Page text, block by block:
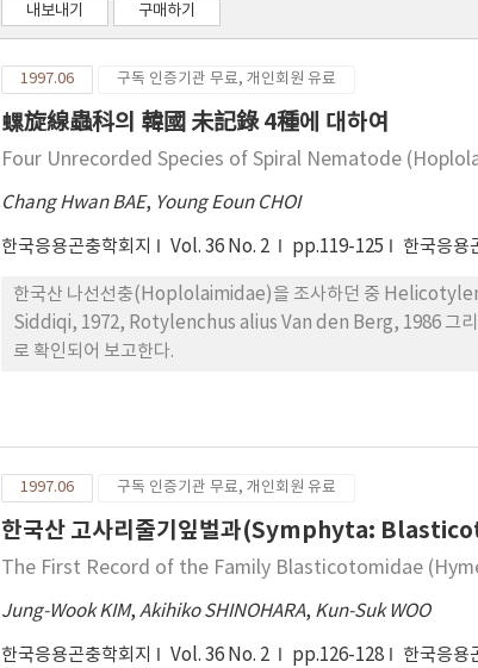
내보내기 구매하기
1997.06 구독 인증기관 무료, 개인회원 유료
螺旋線蟲科의 韓國 未記錄 4種에 대하여
Four Unrecorded Species of Spiral Nematode
Chang Hwan BAE, Young Eoun CHOI
한국응용곤충학회지 Vol. 36 No. 2 pp.119-125 한국응용
한국산 나선선충(Hoplolaimidae)을 조사하던 중
Siddiqi, 1972, Rotylenchus alius Van den Berg, 1986 그
로 확인되어 보고한다.
1997.06 구독 인증기관 무료, 개인회원 유료
한국산 고사리줄기잎벌과(Symphyta:
The First Record of the Family Blasticotomidae
Jung-Wook KIM,Akihiko SHINOHARA, Kun-Suk WOO
한국응용곤충학회지 Vol. 36 No. 2 pp.126-128 한국응용